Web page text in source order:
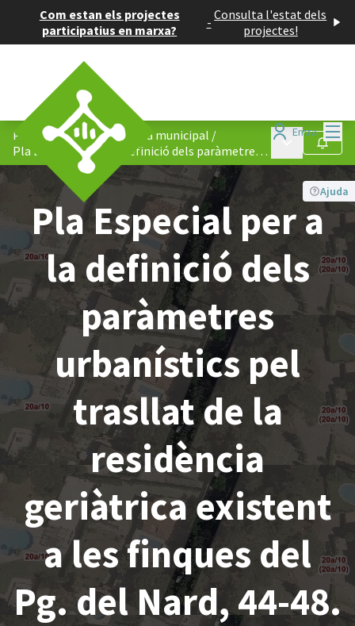
Com estan els projectes
participatius en marxa?
- Consulta l'estat dels
projectes!
Entra
Participació en normativa municipal /
Pla Especial per a la definició dels paràmetres urbanístics pel trasllat de la residència geriàtrica existent a les finques del Pg. del Nard, 44-48.
Menú Seguir
Ajuda
Pla Especial per a
la definició dels
paràmetres
urbanístics pel
trasllat de la
residència
geriàtrica existent
a les finques del
Pg. del Nard, 44-48.